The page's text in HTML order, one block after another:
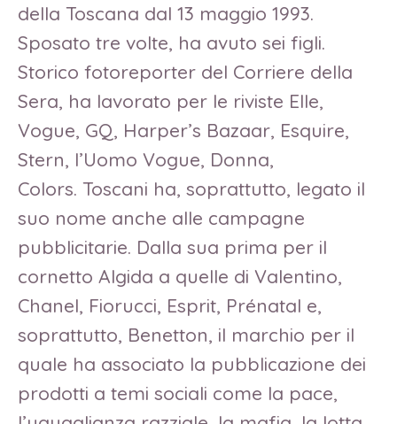
della Toscana dal 13 maggio 1993.
Sposato tre volte, ha avuto sei figli.
Storico fotoreporter del Corriere della
Sera, ha lavorato per le riviste Elle,
Vogue, GQ, Harper’s Bazaar, Esquire,
Stern, l’Uomo Vogue, Donna,
Colors. Toscani ha, soprattutto, legato il
suo nome anche alle campagne
pubblicitarie. Dalla sua prima per il
cornetto Algida a quelle di Valentino,
Chanel, Fiorucci, Esprit, Prénatal e,
soprattutto, Benetton, il marchio per il
quale ha associato la pubblicazione dei
prodotti a temi sociali come la pace,